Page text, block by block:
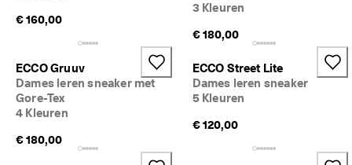
€ 160,00
3 Kleuren
€ 180,00
ECCO Gruuv
Dames leren sneaker met
Gore-Tex
4 Kleuren
€ 180,00
ECCO Street Lite
Dames leren sneaker
5 Kleuren
€ 120,00